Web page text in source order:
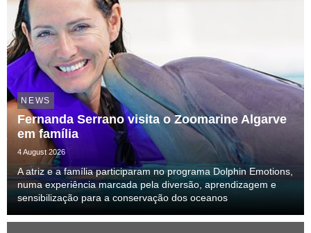
NEWS
Fernanda Serrano visita o Zoomarine Algarve
em família
4 August 2026
A atriz e a família participaram no programa Dolphin Emotions,
numa experiência marcada pela diversão, aprendizagem e
sensibilização para a conservação dos oceanos